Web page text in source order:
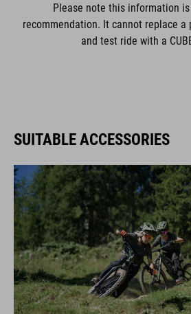
Please note this information
recommendation. It cannot replace a
and test ride with a
SUITABLE ACCESSORIES